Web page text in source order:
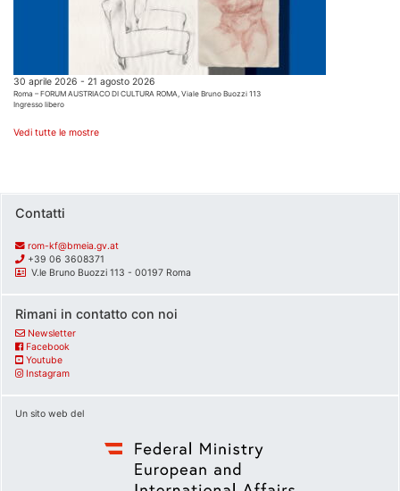
30 aprile 2026 - 21 agosto 2026
Roma – FORUM AUSTRIACO DI CULTURA ROMA, Viale Bruno Buozzi 113
Ingresso libero
Vedi tutte le mostre
Contatti
rom-kf@bmeia.gv.at
+39 06 3608371
V.le Bruno Buozzi 113 - 00197 Roma
Rimani in contatto con noi
Newsletter
Facebook
Youtube
Instagram
Un sito web del